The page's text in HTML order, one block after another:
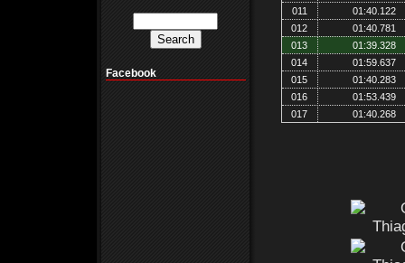
011
01:40.122
012
01:40.781
013
01:39.328
014
01:59.637
015
01:40.283
016
01:53.439
017
01:40.268
Facebook